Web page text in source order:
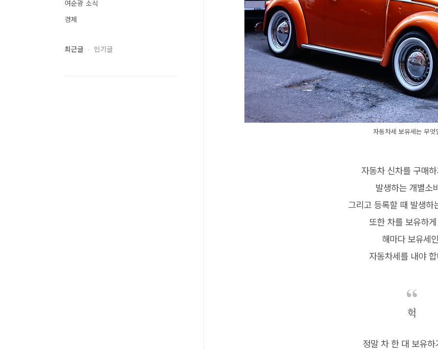
자동차세 보유세는 무엇
자동차 신차를 구매
발생하는 개별소
그리고 등록할 때 발생하
또한 차를 보유하
해마다 보유세인
자동차세를 내야
헉
정말 차 한 대 보유하
여순광 소식
경제
최근글 인기글